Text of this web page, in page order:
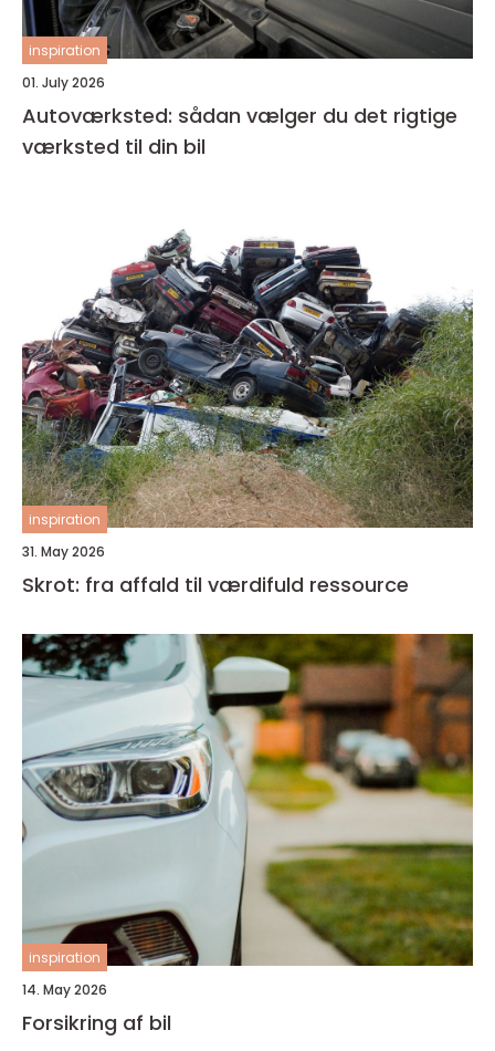
inspiration
01. July 2026
Autoværksted: sådan vælger du det rigtige
værksted til din bil
inspiration
31. May 2026
Skrot: fra affald til værdifuld ressource
inspiration
14. May 2026
Forsikring af bil